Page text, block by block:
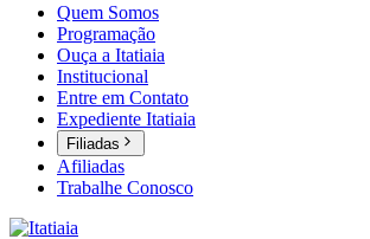
Quem Somos
Programação
Ouça a Itatiaia
Institucional
Entre em Contato
Expediente Itatiaia
Filiadas
Afiliadas
Trabalhe Conosco